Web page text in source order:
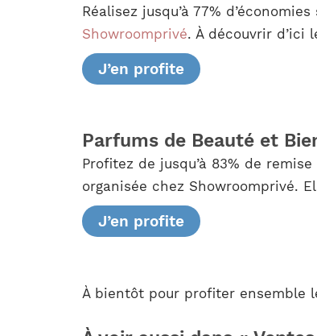
Réalisez jusqu’à 77%
Showroomprivé. À découvrir d’ici
J’en profite
Parfums de Beauté et
Profitez de jusqu’à 83% de
organisée chez Showroomprivé.
J’en profite
À bientôt pour profiter ensemble